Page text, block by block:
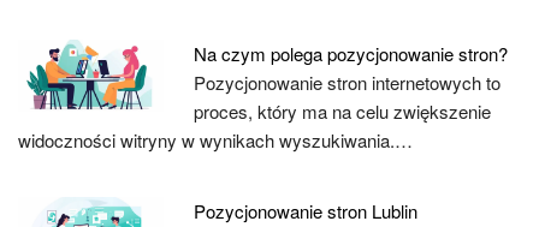
Na czym polega pozycjonowanie stron?
Pozycjonowanie stron internetowych to
proces, który ma na celu zwiększenie
widoczności witryny w wynikach wyszukiwania.…
Pozycjonowanie stron Lublin